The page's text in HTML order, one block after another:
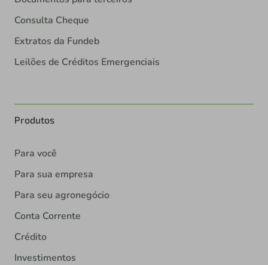
Consulta Cheque
Extratos da Fundeb
Leilões de Créditos Emergenciais
Produtos
Para você
Para sua empresa
Para seu agronegócio
Conta Corrente
Crédito
Investimentos